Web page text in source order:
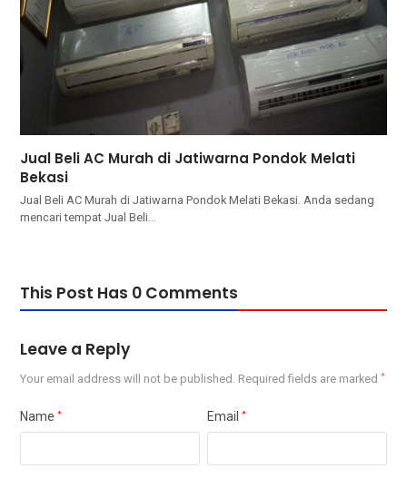
Jual Beli AC Murah di Jatiwarna Pondok Melati
Bekasi
Jual Beli AC Murah di Jatiwarna Pondok Melati Bekasi. Andа ѕеdаng
mencari tempat Jual Beli…
This Post Has 0 Comments
Leave a Reply
Your email address will not be published. Required fields are marked*
Name* Email*